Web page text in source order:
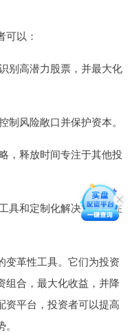
以：
别高潜力股票，并最大化
风险敞口并保护资本。
，释放时间专注于其他投
具和定制化解决方案，在
变革性工具。它们为投资
组合，最大化收益，并降
资平台，投资者可以提高